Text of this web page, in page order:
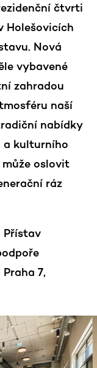
čtvrti
Holešovicích
Nová
vybavené
zahradou
naší
nabídky
a kulturního
oslovit
ráz
Přístav
7,